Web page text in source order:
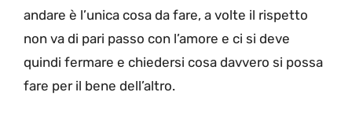
andare è l’unica cosa da fare, a volte il rispetto
non va di pari passo con l’amore e ci si deve
quindi fermare e chiedersi cosa davvero si possa
fare per il bene dell’altro.